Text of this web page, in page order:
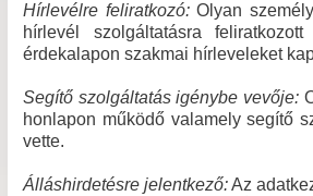
Hírlevélre feliratkozó:Olyan
hírlevél szolgáltatásra
érdekalapon szakmai hírleveleket
Segítő szolgáltatás igénybe vevője:
honlapon működő valamely segítő
vette.
Álláshirdetésre jelentkező:Az